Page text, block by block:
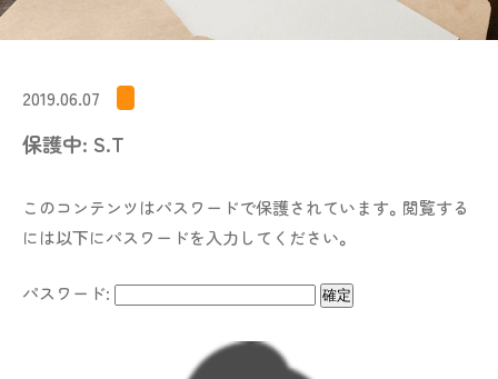
2019.06.07
保護中: S.T
このコンテンツはパスワードで保護されています。閲覧する
には以下にパスワードを入力してください。
パスワード: